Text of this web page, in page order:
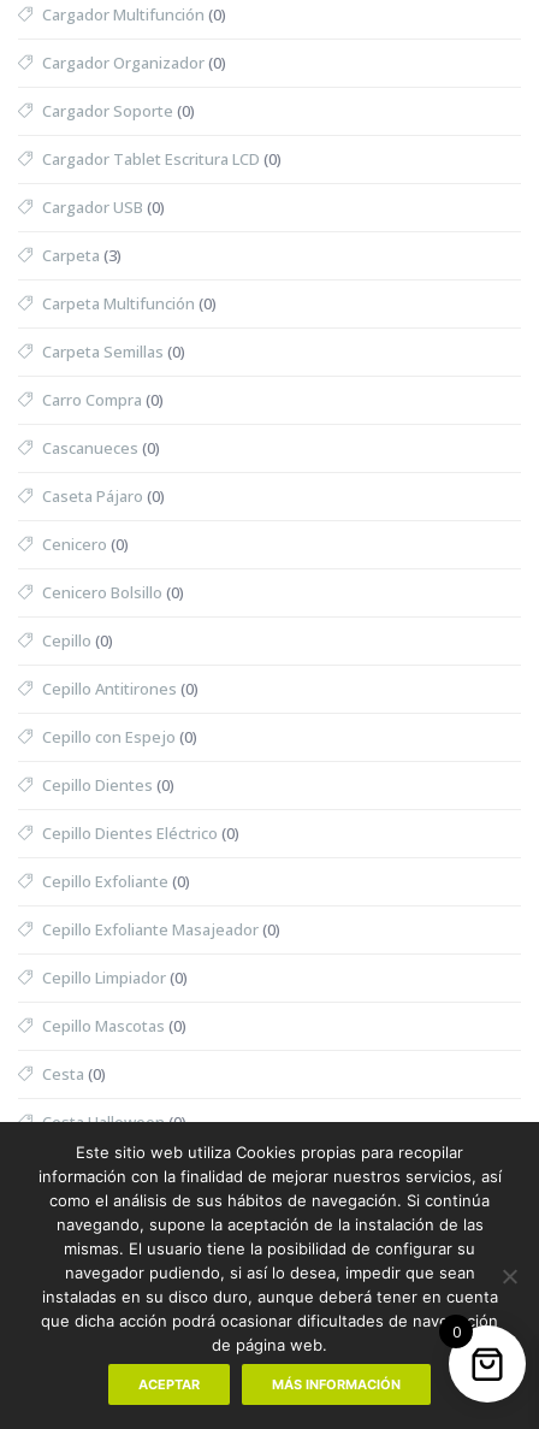
Cargador Multifunción (0)
Cargador Organizador(0)
Cargador Soporte (0)
Cargador Tablet Escritura LCD (0)
Cargador USB (0)
Carpeta (3)
Carpeta Multifunción (0)
Carpeta Semillas (0)
Carro Compra (0)
Cascanueces (0)
Caseta Pájaro (0)
Cenicero (0)
Cenicero Bolsillo (0)
Cepillo (0)
Cepillo Antitirones (0)
Cepillo con Espejo (0)
Cepillo Dientes (0)
Cepillo Dientes Eléctrico (0)
Cepillo Exfoliante (0)
Cepillo Exfoliante Masajeador(0)
Cepillo Limpiador(0)
Cepillo Mascotas (0)
Cesta (0)
Cesta Halloween(0)
Cesta Nevera Picnic(0)
Cesta Picnic(0)
Cesta Térmica (0)
Chaleco(1)
Chaleco Mujer(0)
Chaleco Reflectante(0)
0
Este sitio web utiliza Cookies propias para recopilar
información con la finalidad de mejorar nuestros servicios, así
como el análisis de sus hábitos de navegación. Si continúa
navegando, supone la aceptación de la instalación de las
mismas. El usuario tiene la posibilidad de configurar su
navegador pudiendo, si así lo desea, impedir que sean
instaladas en su disco duro, aunque deberá tener en cuenta
que dicha acción podrá ocasionar dificultades de navegación
de página web.
ACEPTAR MÁS INFORMACIÓN